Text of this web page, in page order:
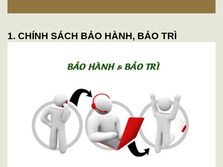
1. CHÍNH SÁCH BẢO HÀNH, BẢO TRÌ